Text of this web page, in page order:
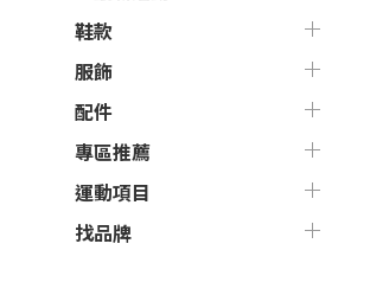
鞋款
服飾
配件
專區推薦
運動項目
找品牌